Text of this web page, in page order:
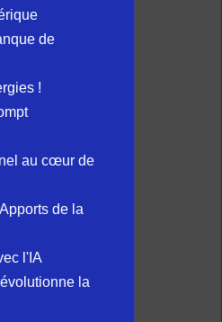
de
!
au cœur de
de la
l'IA
la